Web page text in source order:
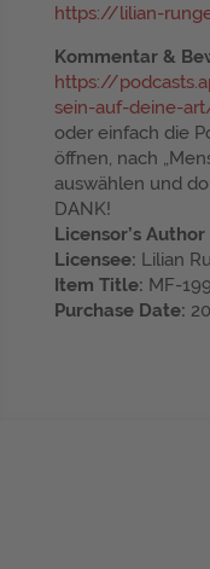
https://lilian-
Kommentar &
https://
sein-auf-deine-
oder einfach die
öffnen, nach
auswählen und
DANK!
Licensor’s
Licensee: Lilian
Item Title: MF-
Purchase Date: